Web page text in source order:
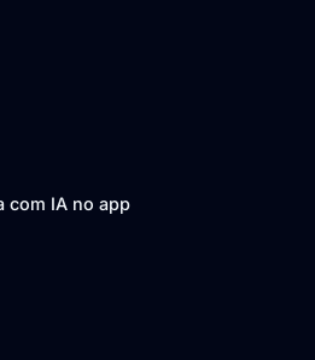
com IA no app